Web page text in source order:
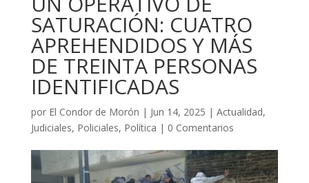
SATURACIÓN: CUATRO
APREHENDIDOS Y MÁS
DE TREINTA PERSONAS
IDENTIFICADAS
por El Condor de Morón | Jun 14, 2025 | Actualidad,
Judiciales, Policiales, Política | 0 Comentarios